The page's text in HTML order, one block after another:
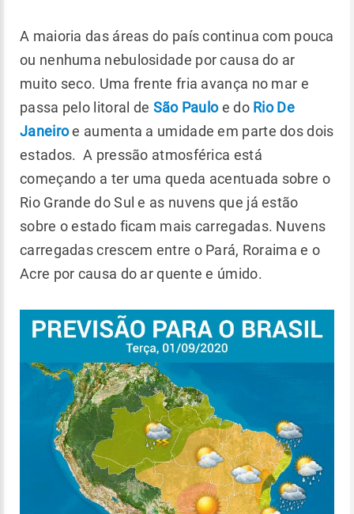
A maioria das áreas do país continua com pouca
ou nenhuma nebulosidade por causa do ar
muito seco. Uma frente fria avança no mar e
passa pelo litoral de São Pauloe do Rio De
Janeiroe aumenta a umidade em parte dos dois
estados. A pressão atmosférica está
começando a ter uma queda acentuada sobre o
Rio Grande do Sul e as nuvens que já estão
sobre o estado ficam mais carregadas. Nuvens
carregadas crescem entre o Pará, Roraima e o
Acre por causa do ar quente e úmido.